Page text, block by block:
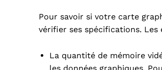
Pour savoir si votre carte
vérifier ses spécifications.
La quantité de mémoire